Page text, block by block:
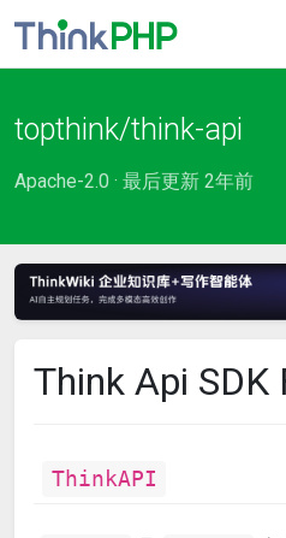
topthink/think-api
Apache-2.0 · 最后更新 2年前
Think Api SDK
ThinkAPI